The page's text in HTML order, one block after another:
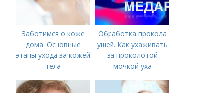
Заботимся о коже
дома. Основные
этапы ухода за кожей
тела
Обработка прокола
ушей. Как ухаживать
за проколотой
мочкой уха